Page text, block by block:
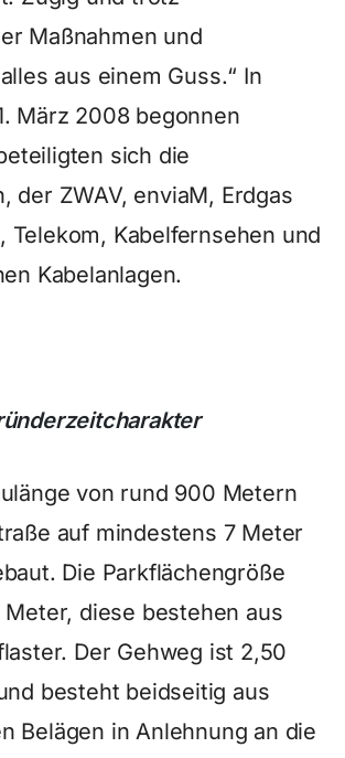
Maßnahmen und
aus einem Guss.“ In
März 2008 begonnen
sich die
der ZWAV, enviaM, Erdgas
Telekom, Kabelfernsehen und
Kabelanlagen.
von rund 900 Metern
auf mindestens 7 Meter
Die Parkflächengröße
diese bestehen aus
Der Gehweg ist 2,50
besteht beidseitig aus
Belägen in Anlehnung an die